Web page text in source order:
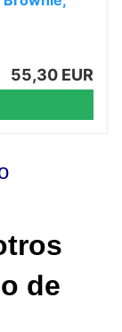
55,30 EUR
de